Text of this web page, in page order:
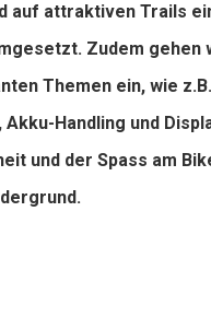
auf attraktiven Trails
Zudem gehen
Themen ein, wie
Akku-Handling und
und der Spass am